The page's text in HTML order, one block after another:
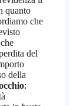
quanto
che
del
della
: